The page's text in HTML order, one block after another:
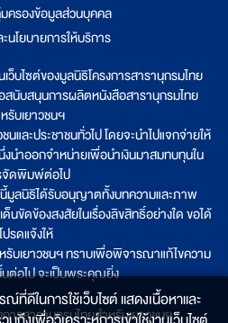
ครองข้อมูลส่วนบุคคล
นโยบายการให้บริการ
บไซต์ของมูลนิธิโครงการสารานุกรมไทย
สนับสนุนการผลิตหนังสือสารานุกรมไทย
รับเยาวชนฯ
นและประชาชนทั่วไป โดยจะนำไปแจกจ่ายให้
งนำออกจำหน่ายเพื่อนำเงินมาสมทบทุนใน
จัดพิมพ์ต่อไป
นี้มูลนิธิได้รับอนุญาตทั้งบทความและภาพ
นขัดข้องสงสัยในเรื่องลิขสิทธิ์อย่างใด ขอได้
โปรดแจ้งให้
รับเยาวชนฯ ทราบเพื่อพิจารณาแก้ไขความ
ต่อไป จะเป็นพระคุณยิ่ง
ารสารานุกรมไทยสำหรับเยาวชนฯ
ที่ดีในการใช้เว็บไซต์ แสดงเนื้อหาและ